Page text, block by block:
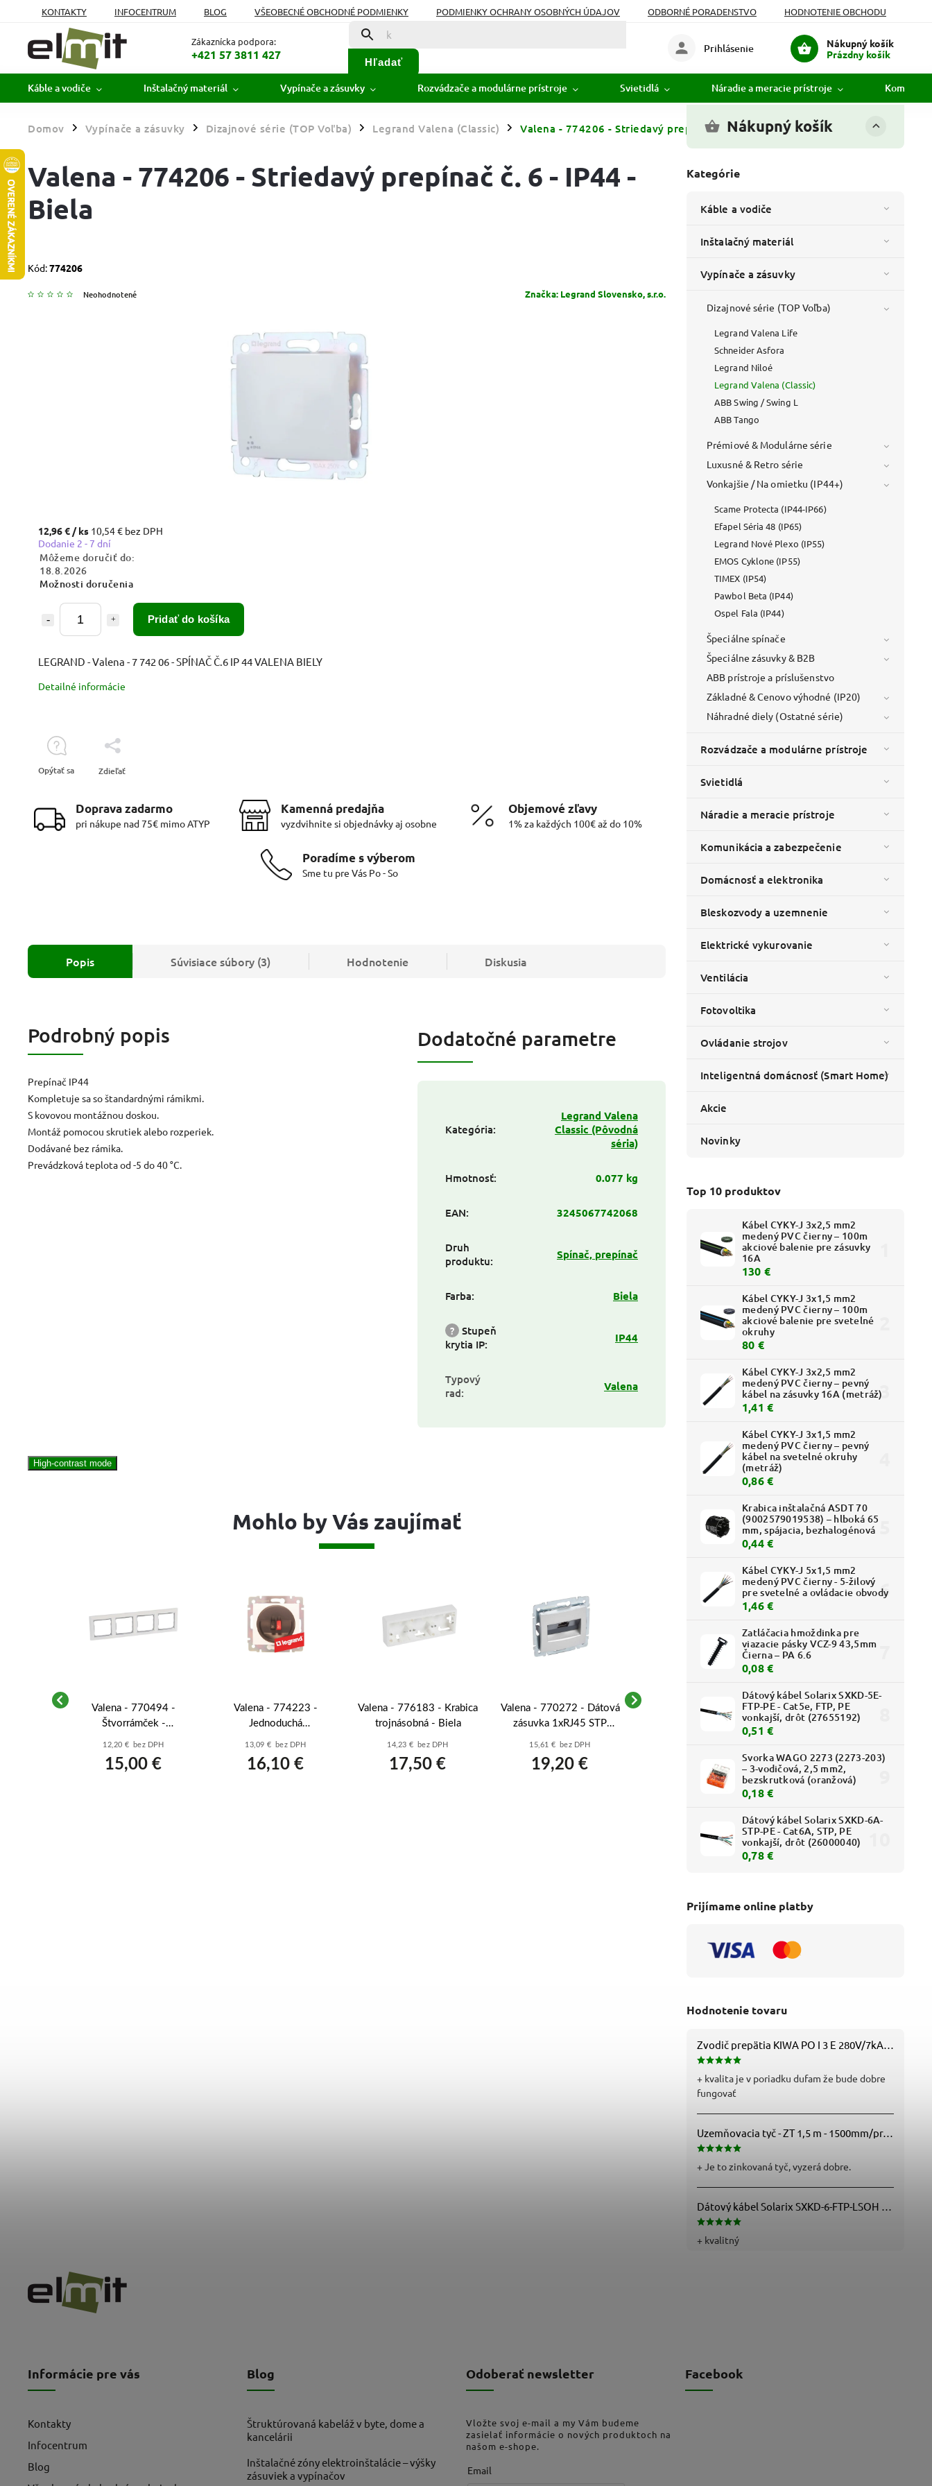
KONTAKTY INFOCENTRUM BLOG VŠEOBECNÉ OBCHODNÉ PODMIENKY PODMIENKY OCHRANY OSOBNÝCH ÚDAJOV ODBORNÉ PORADENSTVO
HODNOTENIE OBCHODU
MOJA OBJEDNÁVKA
Zákaznícka podpora:
+421 57 3811 427
Hľadať
Nákupný košík
Prázdny košík
Prihlásenie
Káble a vodiče Inštalačný materiál Vypínače a zásuvky Rozvádzače a modulárne prístroje Svietidlá Náradie a meracie prístroje
Domov / Vypínače a zásuvky / Dizajnové série (TOP Voľba) / Legrand Valena (Classic) / Valena - 774206 - Striedavý prepínač č. 6 - IP44 - Biela
Nákupný košík
Kategórie
Káble a vodiče
Inštalačný materiál
Vypínače a zásuvky
Dizajnové série (TOP Voľba)
Legrand Valena Life
Schneider Asfora
Legrand Niloé
Legrand Valena (Classic)
ABB Swing / Swing L
ABB Tango
Prémiové & Modulárne série
Luxusné & Retro série
Vonkajšie / Na omietku (IP44+)
Scame Protecta (IP44-IP66)
Efapel Séria 48 (IP65)
Legrand Nové Plexo (IP55)
EMOS Cyklone (IP55)
TIMEX (IP54)
Pawbol Beta (IP44)
Ospel Fala (IP44)
Špeciálne spínače
Špeciálne zásuvky & B2B
ABB prístroje a príslušenstvo
Základné & Cenovo výhodné (IP20)
Náhradné diely (Ostatné série)
Rozvádzače a modulárne prístroje
Svietidlá
Náradie a meracie prístroje
Komunikácia a zabezpečenie
Domácnosť a elektronika
Bleskozvody a uzemnenie
Elektrické vykurovanie
Ventilácia
Fotovoltika
Ovládanie strojov
Inteligentná domácnosť (Smart Home)
Akcie
Novinky
Top 10 produktov
Kábel CYKY-J 3x2,5 mm2
medený PVC čierny – 100m
akciové balenie pre zásuvky
16A
130 €
Kábel CYKY-J 3x1,5 mm2
medený PVC čierny – 100m
akciové balenie pre svetelné
okruhy
80 €
Kábel CYKY-J 3x2,5 mm2
medený PVC čierny – pevný
kábel na zásuvky 16A (metráž)
1,41 €
Kábel CYKY-J 3x1,5 mm2
medený PVC čierny – pevný
kábel na svetelné okruhy
(metráž)
0,86 €
Krabica inštalačná ASDT 70
(9002579019538) – hlboká 65
mm, spájacia, bezhalogénová
0,44 €
Kábel CYKY-J 5x1,5 mm2
medený PVC čierny - 5-žilový
pre svetelné a ovládacie obvody
1,46 €
Zatláčacia hmoždinka pre
viazacie pásky VCZ-9 43,5mm
Čierna – PA 6.6
0,08 €
Dátový kábel Solarix SXKD-5E-
FTP-PE - Cat5e, FTP, PE
vonkajší, drôt (27655192)
0,51 €
Svorka WAGO 2273 (2273-203)
– 3-vodičová, 2,5 mm2,
bezskrutková (oranžová)
0,18 €
Dátový kábel Solarix SXKD-6A-
STP-PE - Cat6A, STP, PE
vonkajší, drôt (26000040)
0,78 €
Prijímame online platby
Hodnotenie tovaru
+ kvalita je v poriadku dufam že bude dobre
fungovať
Uzemňovacia tyč - ZT 1,5 m - 1500mm/pr.25mm - Fe/Zn - f712112
+ Je to zinkovaná tyč, vyzerá dobre.
+ kvalitný
Valena - 774206 - Striedavý prepínač č. 6 - IP44 -
Biela
Kód:774206
Neohodnotené Značka: Legrand Slovensko, s.r.o.
12,96 € / ks 10,54 € bez DPH
Dodanie 2 - 7 dní
Môžeme doručiť do:
18.8.2026
Možnosti doručenia
Pridať do košíka
LEGRAND - Valena - 7 742 06 - SPÍNAČ Č.6 IP 44 VALENA BIELY
Detailné informácie
Opýtať sa Zdieľať
Doprava zadarmo
pri nákupe nad 75€ mimo ATYP
Kamenná predajňa
vyzdvihnite si objednávky aj osobne
Objemové zľavy
1% za každých 100€ až do 10%
Poradíme s výberom
Sme tu pre Vás Po - So
Popis Súvisiace súbory (3) Hodnotenie Diskusia
Podrobný popis
Prepínač IP44
Kompletuje sa so štandardnými rámikmi.
S kovovou montážnou doskou.
Montáž pomocou skrutiek alebo rozperiek.
Dodávané bez rámika.
Prevádzková teplota od -5 do 40 °C.
Dodatočné parametre
Kategória:
Legrand Valena
Classic (Pôvodná
séria)
Hmotnosť: 0.077 kg
EAN: 3245067742068
Druh
produktu: Spínač, prepínač
Farba: Biela
? Stupeň
krytia IP: IP44
Typový
rad: Valena
High-contrast mode
Mohlo by Vás zaujímať
Valena - 770494 -
Štvorrámček -
12,20 € bez DPH
15,00 €
Valena - 774223 -
Jednoduchá
13,09 € bez DPH
16,10 €
Valena - 776183 - Krabica
trojnásobná - Biela
14,23 € bez DPH
17,50 €
Valena - 770272 - Dátová
zásuvka 1xRJ45 STP
15,61 € bez DPH
19,20 €
Valena - 770137 -
Zásuvka TV-RD-SAT -
17,00 €
Valena - 770154 -
Štvorrámček - Hliník
16,10 €
Informácie pre vás
Kontakty
Infocentrum
Blog
Blog
Štruktúrovaná kabeláž v byte, dome a
kancelárii
Inštalačné zóny elektroinštalácie – výšky
zásuviek a vypínačov
Odoberať newsletter
Vložte svoj e-mail a my Vám budeme
zasielať informácie o nových produktoch na
našom e-shope.
Email
Facebook